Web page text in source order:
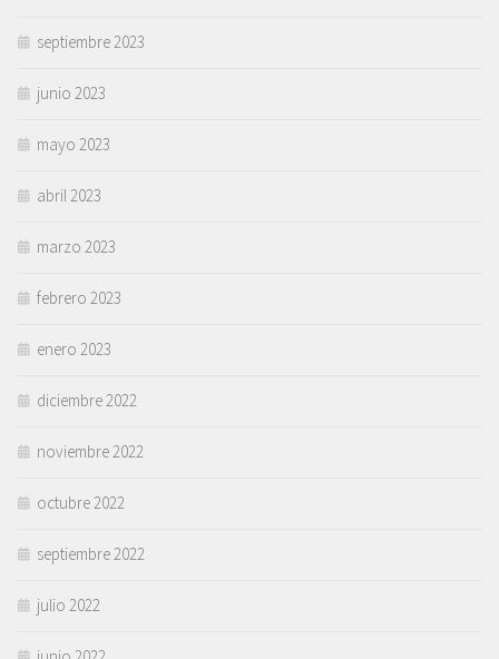
septiembre 2023
junio 2023
mayo 2023
abril 2023
marzo 2023
febrero 2023
enero 2023
diciembre 2022
noviembre 2022
octubre 2022
septiembre 2022
julio 2022